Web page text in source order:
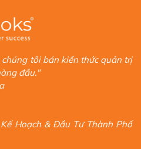
tôi bán kiến thức quản trị
đầu."
Hoạch & Đầu Tư Thành Phố